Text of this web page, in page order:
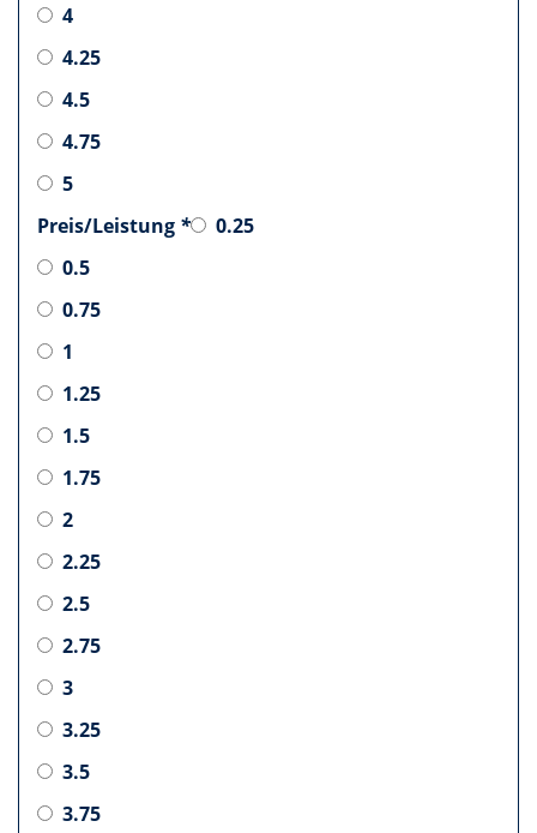
4
4.25
4.5
4.75
5
Preis/Leistung *
0.25
0.5
0.75
1
1.25
1.5
1.75
2
2.25
2.5
2.75
3
3.25
3.5
3.75